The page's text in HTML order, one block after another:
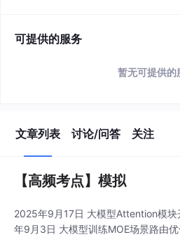
可提供的服务
暂无可提供的
文章列表 讨论/问答 关注
【高频考点】模拟
2025年9月17日 大模型Attention模
年9月3日 大模型训练MOE场景路由优